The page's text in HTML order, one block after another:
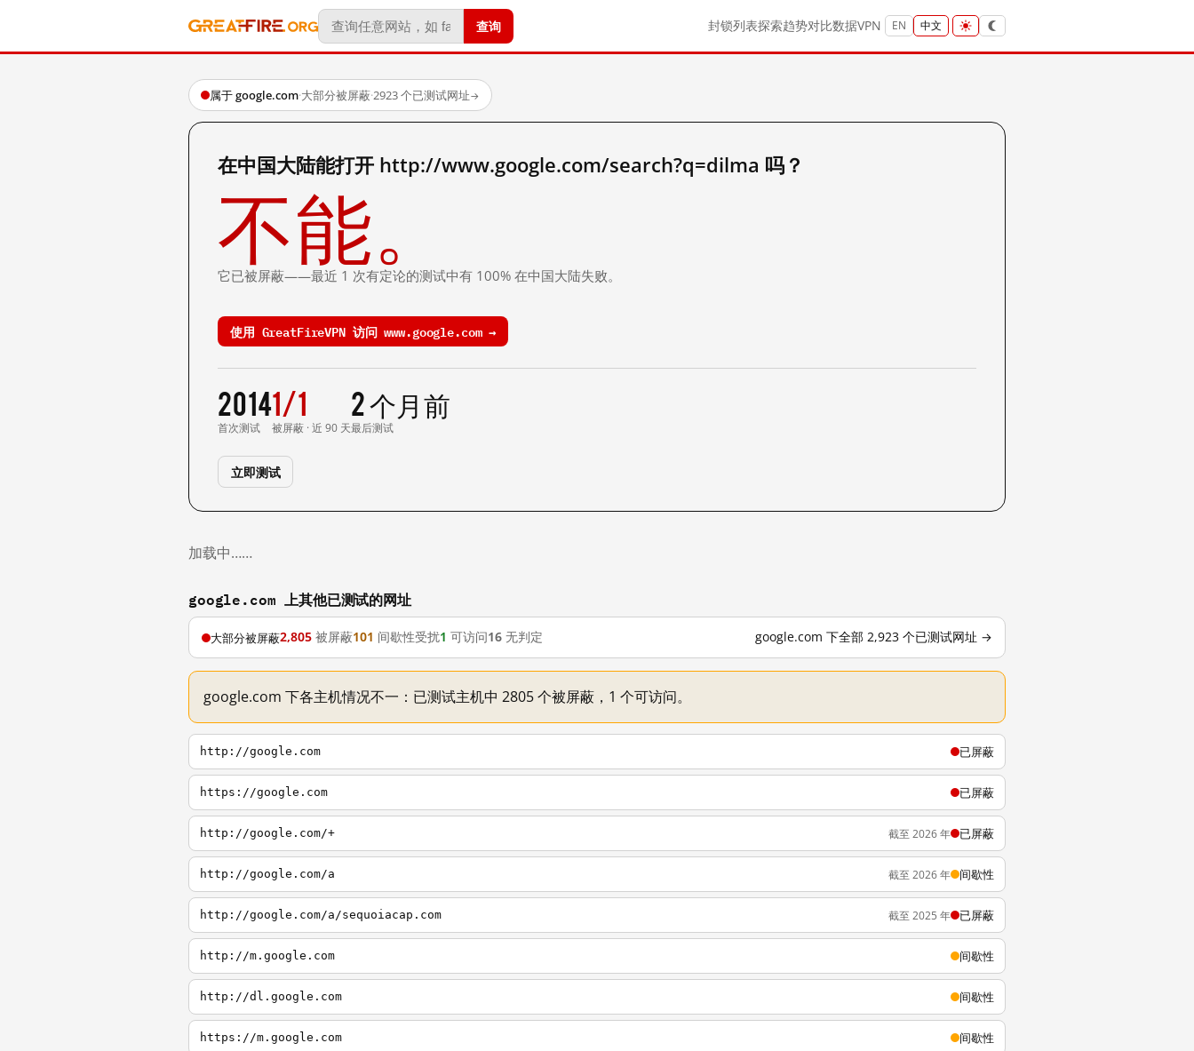
查询 封锁列表探索趋势对比数据VPN EN 中文
属于 google.com·大部分被屏蔽·2923 个已测试网址→
在中国大陆能打开 http://www.google.com/search?q=dilma 吗？
不能。
它已被屏蔽——最近 1 次有定论的测试中有 100% 在中国大陆失败。
使用 GreatFireVPN 访问 www.google.com →
2014
首次测试
1/1
被屏蔽 · 近 90 天
2 个月前
最后测试
立即测试
加载中……
google.com 上其他已测试的网址
大部分被屏蔽2,805 被屏蔽101 间歇性受扰1 可访问16 无判定 google.com 下全部 2,923 个已测试网址 →
google.com 下各主机情况不一：已测试主机中 2805 个被屏蔽，1 个可访问。
http://google.com 已屏蔽
https://google.com 已屏蔽
http://google.com/+ 截至 2026 年 已屏蔽
http://google.com/a 截至 2026 年 间歇性
http://google.com/a/sequoiacap.com 截至 2025 年 已屏蔽
http://m.google.com 间歇性
http://dl.google.com 间歇性
https://m.google.com 间歇性